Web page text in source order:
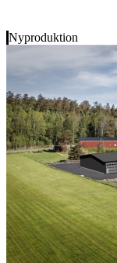
Nyproduktion